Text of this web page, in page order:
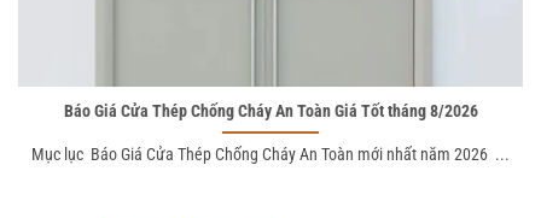
Báo Giá Cửa Thép Chống Cháy An Toàn Giá Tốt tháng 8/2026
Mục lục Báo Giá Cửa Thép Chống Cháy An Toàn mới nhất năm 2026 ...